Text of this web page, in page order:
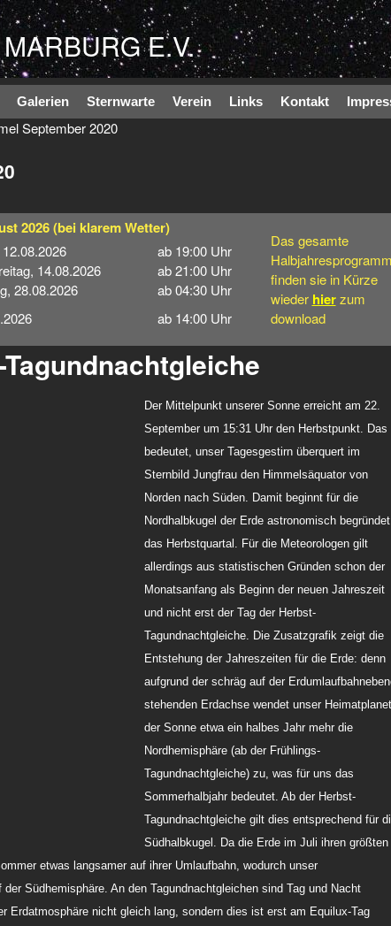
Direkt zum Inhalt
E.V.
Galerien Sternwarte Verein Links Kontakt
September 2020
2026(bei klarem Wetter)
14.08.2026
28.08.2026
ab 19:00 Uhr
ab 21:00 Uhr
ab 04:30 Uhr
ab 14:00 Uhr
Das gesamte
Halbjahresprogramm
finden sie in Kürze
wieder hierzum
download
Der Mittelpunkt unserer Sonne erreicht am 22.
September um 15:31 Uhr den Herbstpunkt. Das
bedeutet, unser Tagesgestirn überquert im
Sternbild Jungfrau den Himmelsäquator von
Norden nach Süden. Damit beginnt für die
Nordhalbkugel der Erde astronomisch begründet
das Herbstquartal. Für die Meteorologen gilt
allerdings aus statistischen Gründen schon der
Monatsanfang als Beginn der neuen Jahreszeit
und nicht erst der Tag der Herbst-
Tagundnachtgleiche. Die Zusatzgrafik zeigt die
Entstehung der Jahreszeiten für die Erde: denn
aufgrund der schräg auf der
stehenden Erdachse wendet unser Heimatplanet
der Sonne etwa ein halbes Jahr mehr die
Nordhemisphäre (ab der Frühlings-
Tagundnachtgleiche) zu, was für uns das
Sommerhalbjahr bedeutet. Ab der Herbst-
Tagundnachtgleiche gilt dies entsprechend für
Südhalbkugel. Da die Erde im Juli ihren größten
etwas langsamer auf ihrer Umlaufbahn, wodurch unser
Südhemisphäre. An den Tagundnachtgleichen sind Tag und Nacht
Erdatmosphäre nicht gleich lang, sondern dies ist erst am Equilux-Tag